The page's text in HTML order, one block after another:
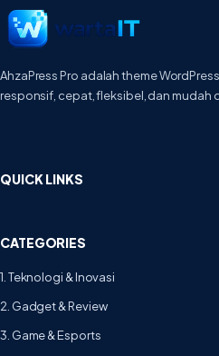
AhzaPress Pro adalah theme
responsif, cepat, fleksibel, dan mudah
QUICK LINKS
CATEGORIES
1. Teknologi & Inovasi
2. Gadget & Review
3. Game & Esports